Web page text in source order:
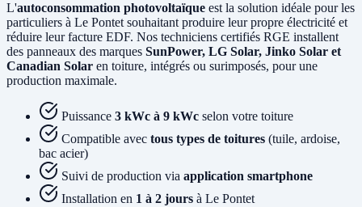
L'autoconsommation photovoltaïque est la solution idéale pour les
particuliers à Le Pontet souhaitant produire leur propre électricité et
réduire leur facture EDF. Nos techniciens certifiés RGE installent
des panneaux des marques SunPower, LG Solar, Jinko Solar et
Canadian Solar en toiture, intégrés ou surimposés, pour une
production maximale.
Puissance 3 kWc à 9 kWc selon votre toiture
Compatible avec tous types de toitures (tuile, ardoise,
bac acier)
Suivi de production via application smartphone
Installation en 1 à 2 jours à Le Pontet